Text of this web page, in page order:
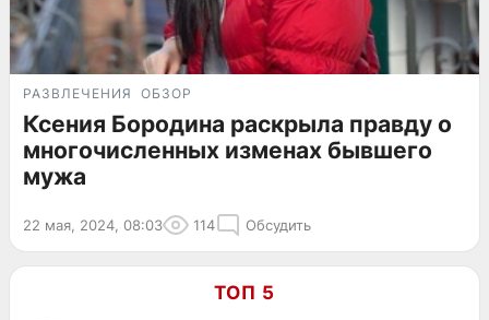
РАЗВЛЕЧЕНИЯ ОБЗОР
Ксения Бородина раскрыла правду о
многочисленных изменах бывшего
мужа
22 мая, 2024, 08:03 114 Обсудить
ТОП 5